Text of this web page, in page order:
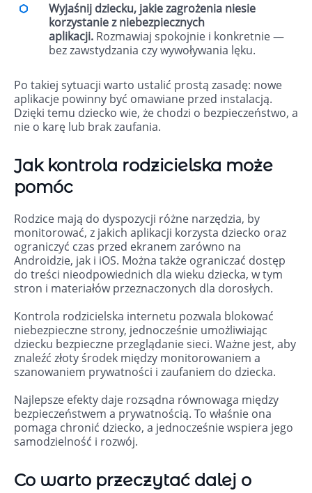
Wyjaśnij dziecku, jakie zagrożenia niesie
korzystanie z niebezpiecznych
aplikacji. Rozmawiaj spokojnie i konkretnie —
bez zawstydzania czy wywoływania lęku.
Po takiej sytuacji warto ustalić prostą zasadę: nowe
aplikacje powinny być omawiane przed instalacją.
Dzięki temu dziecko wie, że chodzi o bezpieczeństwo, a
nie o karę lub brak zaufania.
Jak kontrola rodzicielska może
pomóc
Rodzice mają do dyspozycji różne narzędzia, by
monitorować, z jakich aplikacji korzysta dziecko oraz
ograniczyć czas przed ekranem zarówno na
Androidzie, jak i iOS. Można także ograniczać dostęp
do treści nieodpowiednich dla wieku dziecka, w tym
stron i materiałów przeznaczonych dla dorosłych.
Kontrola rodzicielska internetu pozwala blokować
niebezpieczne strony, jednocześnie umożliwiając
dziecku bezpieczne przeglądanie sieci. Ważne jest, aby
znaleźć złoty środek między monitorowaniem a
szanowaniem prywatności i zaufaniem do dziecka.
Najlepsze efekty daje rozsądna równowaga między
bezpieczeństwem a prywatnością. To właśnie ona
pomaga chronić dziecko, a jednocześnie wspiera jego
samodzielność i rozwój.
Co warto przeczytać dalej o